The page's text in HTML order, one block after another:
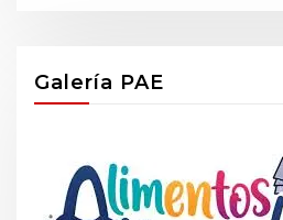
Galería PAE